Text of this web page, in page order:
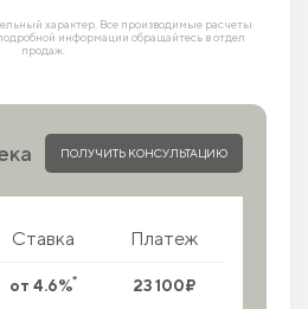
характер. Все производимые расчеты
информации обращайтесь в отдел
продаж.
ПОЛУЧИТЬ КОНСУЛЬТАЦИЮ
Ставка Платеж
от 4.6%* 23 100₽